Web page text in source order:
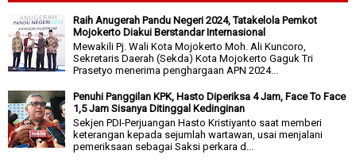
Raih Anugerah Pandu Negeri 2024, Tatakelola Pemkot
Mojokerto Diakui Berstandar Internasional
Mewakili Pj. Wali Kota Mojokerto Moh. Ali Kuncoro,
Sekretaris Daerah (Sekda) Kota Mojokerto Gaguk Tri
Prasetyo menerima penghargaan APN 2024...
Penuhi Panggilan KPK, Hasto Diperiksa 4 Jam, Face To Face
1,5 Jam Sisanya Ditinggal Kedinginan
Sekjen PDI-Perjuangan Hasto Kristiyanto saat memberi
keterangan kepada sejumlah wartawan, usai menjalani
pemeriksaan sebagai Saksi perkara d...